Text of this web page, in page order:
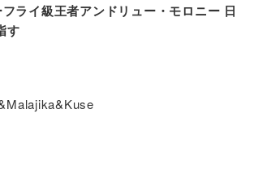
ライ級王者アンドリュー・モロニー 日
す